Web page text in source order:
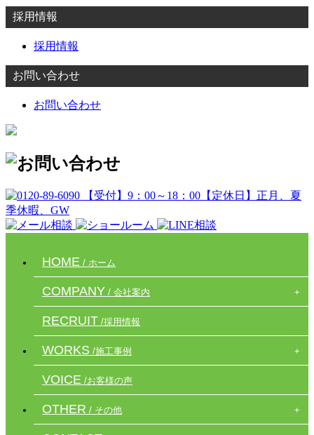
採用情報
採用情報
お問い合わせ
お問い合わせ
HOME / ホーム
COMPANY / 会社案内
RECRUIT /採用情報
WORKS /施工事例
VOICE /お客様の声
OTHER / その他